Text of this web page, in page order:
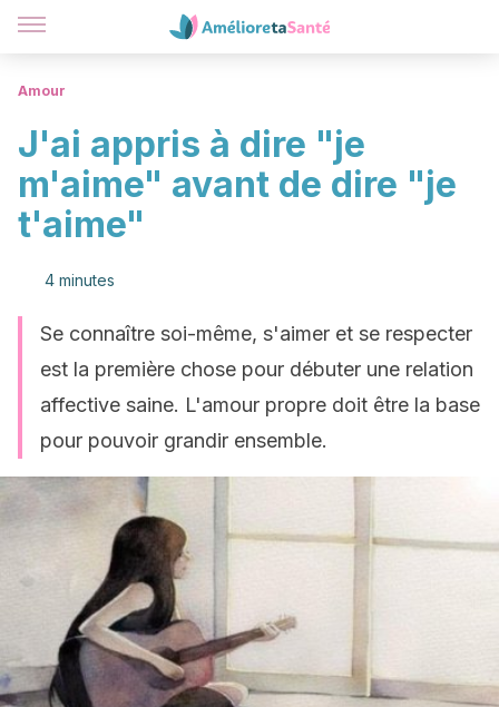
Amour
J'ai appris à dire "je
m'aime" avant de dire "je
t'aime"
4 minutes
Se connaître soi-même, s'aimer et se respecter
est la première chose pour débuter une relation
affective saine. L'amour propre doit être la base
pour pouvoir grandir ensemble.